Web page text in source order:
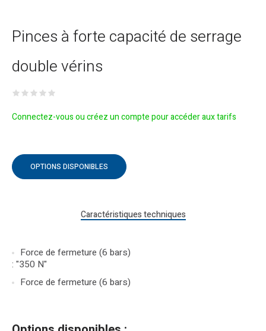
Pinces à forte capacité de serrage
double vérins
Connectez-vous ou créez un compte pour accéder aux tarifs
OPTIONS DISPONIBLES
Caractéristiques techniques
Force de fermeture (6 bars)
: "350 N"
Force de fermeture (6 bars)